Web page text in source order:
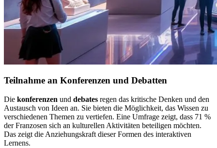
Teilnahme an Konferenzen und Debatten
Die konferenzen und debates regen das kritische Denken und den
Austausch von Ideen an. Sie bieten die Möglichkeit, das Wissen zu
verschiedenen Themen zu vertiefen. Eine Umfrage zeigt, dass 71 %
der Franzosen sich an kulturellen Aktivitäten beteiligen möchten.
Das zeigt die Anziehungskraft dieser Formen des interaktiven
Lernens.